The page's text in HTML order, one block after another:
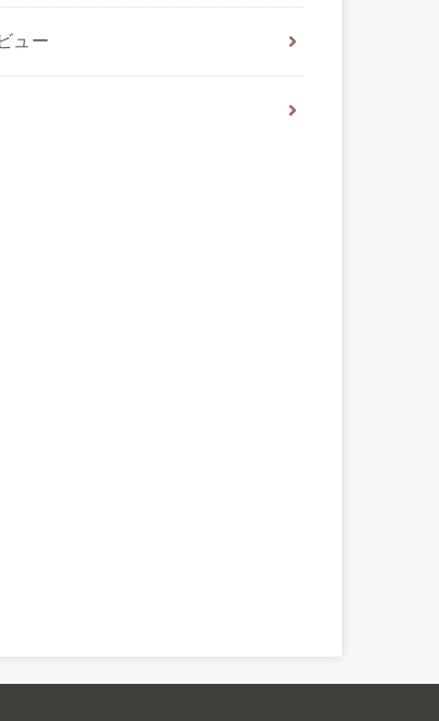
ュー